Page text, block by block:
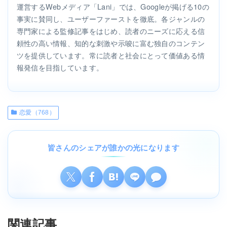
運営するWebメディア「Lani」では、Googleが掲げる10の
事実に賛同し、ユーザーファーストを徹底。各ジャンルの
専門家による監修記事をはじめ、読者のニーズに応える信
頼性の高い情報、知的な刺激や示唆に富む独自のコンテン
ツを提供しています。常に読者と社会にとって価値ある情
報発信を目指しています。
恋愛（768）
皆さんのシェアが誰かの光になります
関連記事